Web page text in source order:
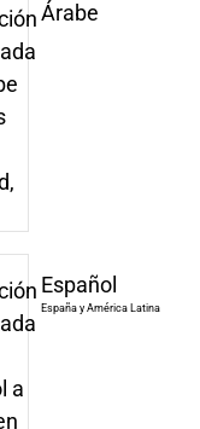
Árabe
Español
España y América Latina